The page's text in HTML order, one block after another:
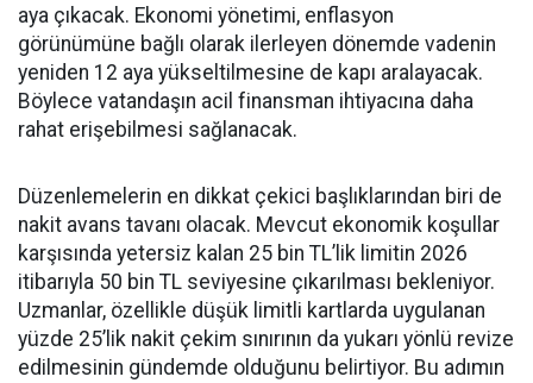
aya çıkacak. Ekonomi yönetimi, enflasyon
görünümüne bağlı olarak ilerleyen dönemde vadenin
yeniden 12 aya yükseltilmesine de kapı aralayacak.
Böylece vatandaşın acil finansman ihtiyacına daha
rahat erişebilmesi sağlanacak.
Düzenlemelerin en dikkat çekici başlıklarından biri de
nakit avans tavanı olacak. Mevcut ekonomik koşullar
karşısında yetersiz kalan 25 bin TL’lik limitin 2026
itibarıyla 50 bin TL seviyesine çıkarılması bekleniyor.
Uzmanlar, özellikle düşük limitli kartlarda uygulanan
yüzde 25’lik nakit çekim sınırının da yukarı yönlü revize
edilmesinin gündemde olduğunu belirtiyor. Bu adımın